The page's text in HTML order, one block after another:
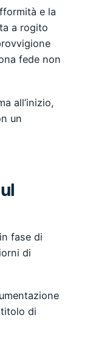
e la
a rogito
fede non
all’inizio,
un
fase di
di
di